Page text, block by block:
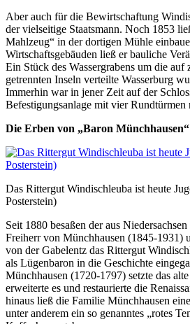
Aber auch für die Bewirtschaftung
der vielseitige Staatsmann. Noch 1853
Mahlzeug“ in der dortigen Mühle
Wirtschaftsgebäuden ließ er bauliche
Ein Stück des Wassergrabens um die auf
getrennten Inseln verteilte Wasserburg
Immerhin war in jener Zeit auf der
Befestigungsanlage mit vier Rundtürmen
Die Erben von „Baron Münchhausen“
Das Rittergut Windischleuba ist heute
Posterstein)
Seit 1880 besaßen der aus
Freiherr von Münchhausen (1845-1931)
von der Gabelentz das Rittergut
als Lügenbaron in die Geschichte
Münchhausen (1720-1797) setzte das
erweiterte es und restaurierte die
hinaus ließ die Familie Münchhausen
unter anderem ein so genanntes „rotes